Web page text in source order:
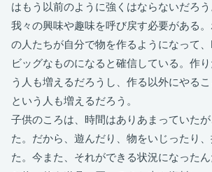
はもう以前のように強くはならないだろ
我々の興味や趣味を呼び戻す必要がある。
の人たちが自分で物を作るようになって
ビッグなものになると確信している。作
う人も増えるだろうし、作る以外にやる
という人も増えるだろう。
子供のころは、時間はありあまっていた
た。だから、遊んだり、物をいじったり
た。今また、それができる状況になった